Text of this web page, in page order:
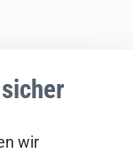
wir
Bildnachweise